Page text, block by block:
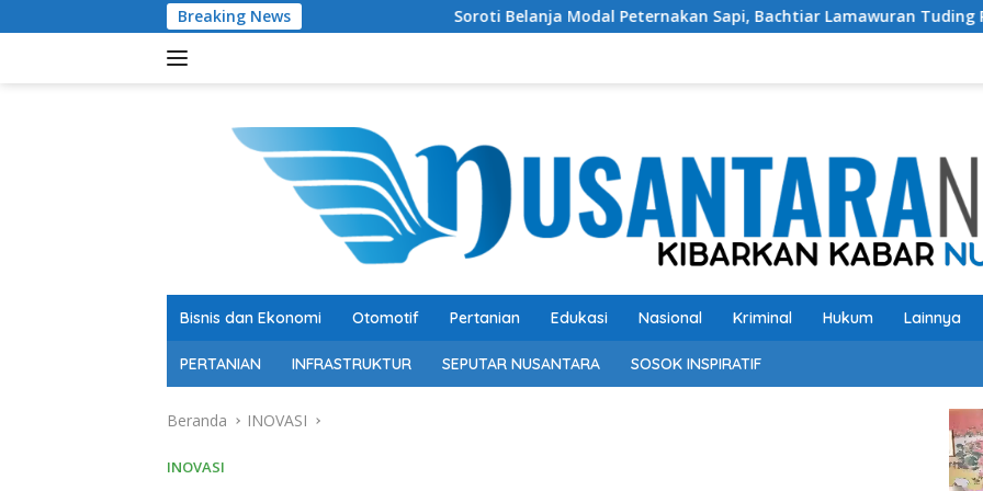
ke
Breaking News
Soroti Belanja Modal Peternakan Sapi, Bachtiar Lamawuran Tuding Pemda Flotim Lakukan
Bisnis dan Ekonomi Otomotif Pertanian Edukasi Nasional Kriminal Hukum Lainnya
PERTANIAN INFRASTRUKTUR SEPUTAR NUSANTARA SOSOK INSPIRATIF
Beranda INOVASI
INOVASI